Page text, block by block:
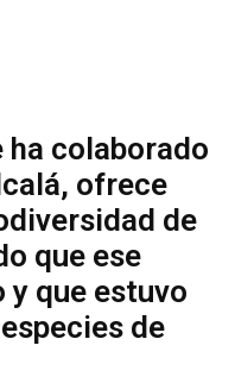
ha colaborado
ofrece
de
que ese
y que estuvo
de